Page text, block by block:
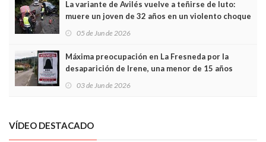
La variante de Avilés vuelve a teñirse de luto:
muere un joven de 32 años en un violento choque
frontal
05 de Jun de 2026
Máxima preocupación en La Fresneda por la
desaparición de Irene, una menor de 15 años
03 de Jun de 2026
VÍDEO DESTACADO